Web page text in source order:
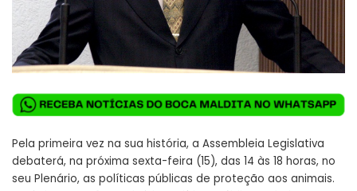
Pela primeira vez na sua história, a Assembleia Legislativa
debaterá, na próxima sexta-feira (15), das 14 às 18 horas, no
seu Plenário, as políticas públicas de proteção aos animais.